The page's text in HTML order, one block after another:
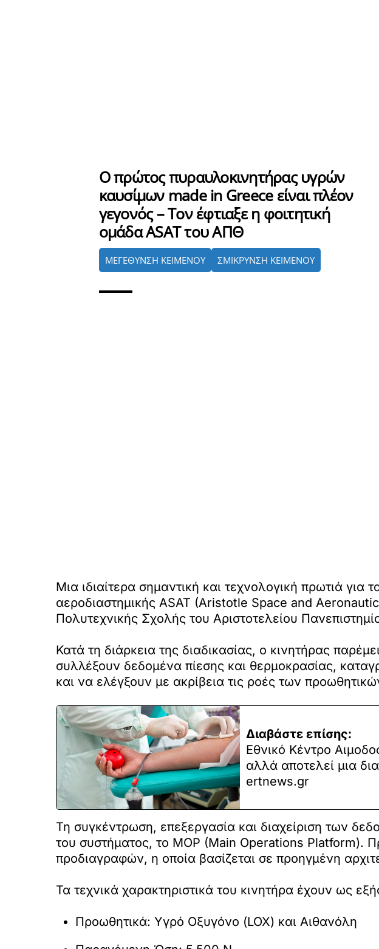
Ο πρώτος πυραυλοκινητήρας υγρών
καυσίμων made in Greece είναι πλέον
γεγονός – Τον έφτιαξε η φοιτητική
ομάδα ASAT του ΑΠΘ
ΜΕΓΕΘΥΝΣΗ ΚΕΙΜΕΝΟΥ ΣΜΙΚΡΥΝΣΗ ΚΕΙΜΕΝΟΥ
Μια ιδιαίτερα σημαντική και τεχνολογική πρωτιά
αεροδιαστημικής ASAT (Aristotle Space and
Πολυτεχνικής Σχολής του Αριστοτελείου
Κατά τη διάρκεια της διαδικασίας, ο κινητήρας
συλλέξουν δεδομένα πίεσης και θερμοκρασίας,
και να ελέγξουν με ακρίβεια τις ροές των
Διαβάστε επίσης:
Εθνικό Κέντρο
αλλά αποτελεί μια
ertnews.gr
Τη συγκέντρωση, επεξεργασία και διαχείριση των
του συστήματος, το MOP (Main Operations Platform).
προδιαγραφών, η οποία βασίζεται σε προηγμένη
Τα τεχνικά χαρακτηριστικά του κινητήρα έχουν ως
Προωθητικά: Υγρό Οξυγόνο (LOX) και Αιθανόλη